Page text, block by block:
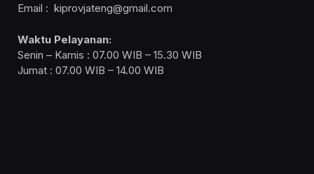
Email : kiprovjateng@gmail.com
Waktu Pelayanan:
Senin – Kamis : 07.00 WIB – 15.30 WIB
Jumat : 07.00 WIB – 14.00 WIB